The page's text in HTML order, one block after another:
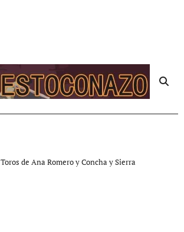
Toros de Ana Romero y Concha y Sierra